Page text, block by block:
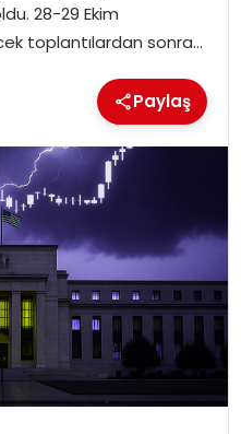
28-29 Ekim
toplantılardan sonra…
Paylaş